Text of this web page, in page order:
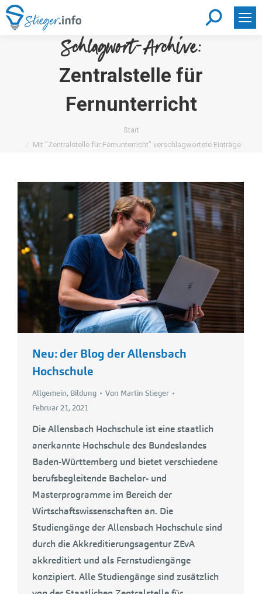
Search:
Schlagwort-Archive:
Zentralstelle für
Fernunterricht
Start
Mit "Zentralstelle für Fernunterricht" verschlagwortete Einträge
Neu: der Blog der Allensbach
Hochschule
Allgemein, Bildung Von Martin Stieger
Februar 21, 2021
Die Allensbach Hochschule ist eine staatlich
anerkannte Hochschule des Bundeslandes
Baden-Württemberg und bietet verschiedene
berufsbegleitende Bachelor- und
Masterprogramme im Bereich der
Wirtschaftswissenschaften an. Die
Studiengänge der Allensbach Hochschule sind
durch die Akkreditierungsagentur ZEvA
akkreditiert und als Fernstudiengänge
konzipiert. Alle Studiengänge sind zusätzlich